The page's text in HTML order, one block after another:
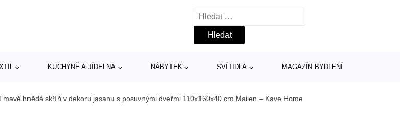
Vyhledávání
KUCHYNĚ A JÍDELNA NÁBYTEK SVÍTIDLA MAGAZÍN BYDLENÍ
hnědá skříň v dekoru jasanu s posuvnými dveřmi 110x160x40 cm Mailen – Kave Home